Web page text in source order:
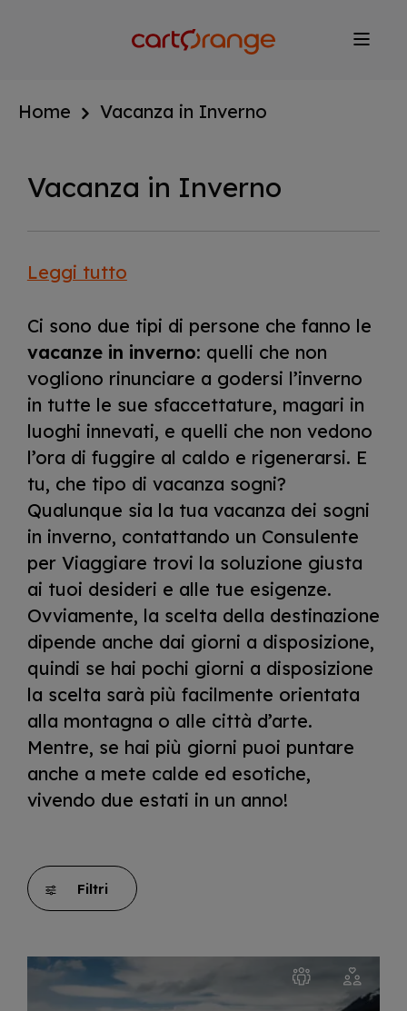
Home Vacanza in Inverno
Vacanza in Inverno
Leggi tutto
Ci sono due tipi di persone che fanno le
vacanze in inverno: quelli che non
vogliono rinunciare a godersi l’inverno
in tutte le sue sfaccettature, magari in
luoghi innevati, e quelli che non vedono
l’ora di fuggire al caldo e rigenerarsi. E
tu, che tipo di vacanza sogni?
Qualunque sia la tua vacanza dei sogni
in inverno, contattando un Consulente
per Viaggiare trovi la soluzione giusta
ai tuoi desideri e alle tue esigenze.
Ovviamente, la scelta della destinazione
dipende anche dai giorni a disposizione,
quindi se hai pochi giorni a disposizione
la scelta sarà più facilmente orientata
alla montagna o alle città d’arte.
Mentre, se hai più giorni puoi puntare
anche a mete calde ed esotiche,
vivendo due estati in un anno!
Filtri